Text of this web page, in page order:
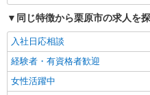
資格支援あり
通費全支給(
栗原市｜
キープ
同じ特徴から栗原市の求人を
入社日応相談
経験者・有資格者歓迎
女性活躍中